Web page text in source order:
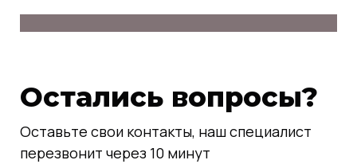
Остались вопросы?
Оставьте свои контакты, наш специалист
перезвонит через 10 минут